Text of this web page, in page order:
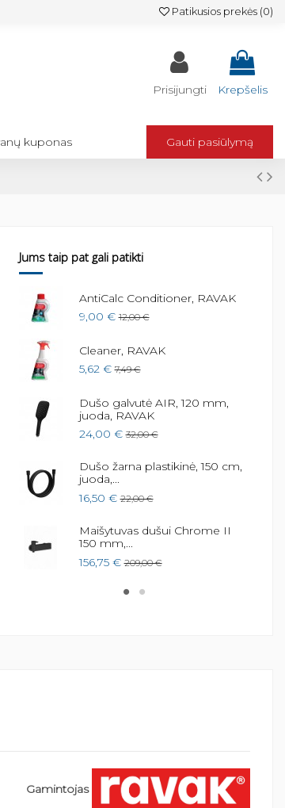
Patikusios prekės (0)
Prisijungti Krepšelis
kuponas Gauti pasiūlymą
Jums taip pat gali patikti
AntiCalc Conditioner, RAVAK
9,00 € 12,00 €
Cleaner, RAVAK
5,62 € 7,49 €
Dušo galvutė AIR, 120 mm,
juoda, RAVAK
24,00 € 32,00 €
Dušo žarna plastikinė, 150 cm,
juoda,...
16,50 € 22,00 €
Maišytuvas dušui Chrome II
150 mm,...
156,75 € 209,00 €
Gamintojas